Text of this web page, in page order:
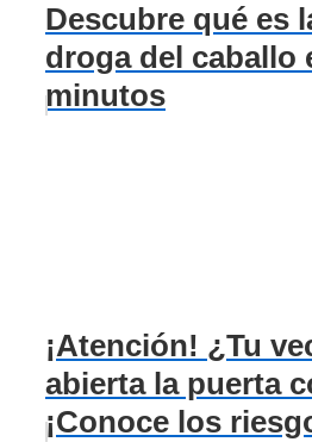
Descubre qué es
droga del caballo
minutos
¡Atención! ¿Tu
abierta la puerta
¡Conoce los